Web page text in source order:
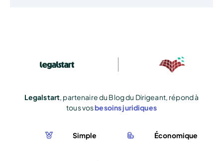
Legalstart, partenaire du Blog du Dirigeant, répond à
tous vosbesoins juridiques
Simple Économique